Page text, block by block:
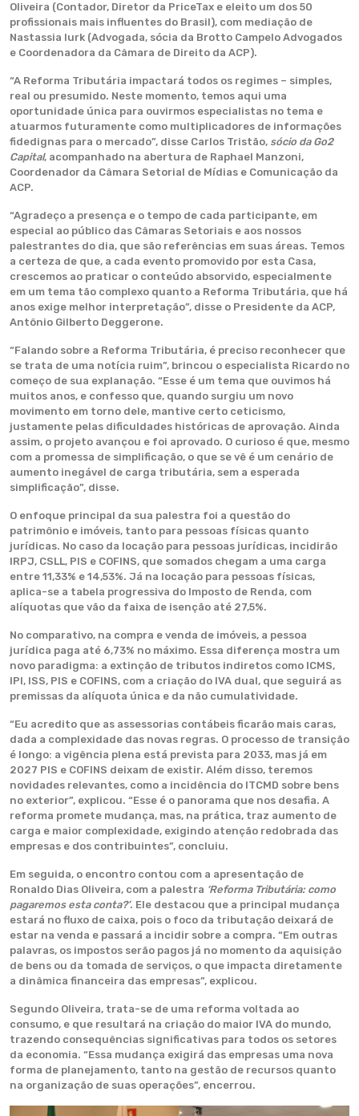
Oliveira (Contador, Diretor da PriceTax e eleito um dos 50
profissionais mais influentes do Brasil), com mediação de
Nastassia Iurk (Advogada, sócia da Brotto Campelo Advogados
e Coordenadora da Câmara de Direito da ACP).
“A Reforma Tributária impactará todos os regimes – simples,
real ou presumido. Neste momento, temos aqui uma
oportunidade única para ouvirmos especialistas no tema e
atuarmos futuramente como multiplicadores de informações
fidedignas para o mercado”, disse Carlos Tristão, sócio da Go2
Capital, acompanhado na abertura de Raphael Manzoni,
Coordenador da Câmara Setorial de Mídias e Comunicação da
ACP.
“Agradeço a presença e o tempo de cada participante, em
especial ao público das Câmaras Setoriais e aos nossos
palestrantes do dia, que são referências em suas áreas. Temos
a certeza de que, a cada evento promovido por esta Casa,
crescemos ao praticar o conteúdo absorvido, especialmente
em um tema tão complexo quanto a Reforma Tributária, que há
anos exige melhor interpretação”, disse o Presidente da ACP,
Antônio Gilberto Deggerone.
“Falando sobre a Reforma Tributária, é preciso reconhecer que
se trata de uma notícia ruim”, brincou o especialista Ricardo no
começo de sua explanação. “Esse é um tema que ouvimos há
muitos anos, e confesso que, quando surgiu um novo
movimento em torno dele, mantive certo ceticismo,
justamente pelas dificuldades históricas de aprovação. Ainda
assim, o projeto avançou e foi aprovado. O curioso é que, mesmo
com a promessa de simplificação, o que se vê é um cenário de
aumento inegável de carga tributária, sem a esperada
simplificação”, disse.
O enfoque principal da sua palestra foi a questão do
patrimônio e imóveis, tanto para pessoas físicas quanto
jurídicas. No caso da locação para pessoas jurídicas, incidirão
IRPJ, CSLL, PIS e COFINS, que somados chegam a uma carga
entre 11,33% e 14,53%. Já na locação para pessoas físicas,
aplica-se a tabela progressiva do Imposto de Renda, com
alíquotas que vão da faixa de isenção até 27,5%.
No comparativo, na compra e venda de imóveis, a pessoa
jurídica paga até 6,73% no máximo. Essa diferença mostra um
novo paradigma: a extinção de tributos indiretos como ICMS,
IPI, ISS, PIS e COFINS, com a criação do IVA dual, que seguirá as
premissas da alíquota única e da não cumulatividade.
“Eu acredito que as assessorias contábeis ficarão mais caras,
dada a complexidade das novas regras. O processo de transição
é longo: a vigência plena está prevista para 2033, mas já em
2027 PIS e COFINS deixam de existir. Além disso, teremos
novidades relevantes, como a incidência do ITCMD sobre bens
no exterior”, explicou. “Esse é o panorama que nos desafia. A
reforma promete mudança, mas, na prática, traz aumento de
carga e maior complexidade, exigindo atenção redobrada das
empresas e dos contribuintes”, concluiu.
Em seguida, o encontro contou com a apresentação de
Ronaldo Dias Oliveira, com a palestra ‘Reforma Tributária: como
pagaremos esta conta?’. Ele destacou que a principal mudança
estará no fluxo de caixa, pois o foco da tributação deixará de
estar na venda e passará a incidir sobre a compra. “Em outras
palavras, os impostos serão pagos já no momento da aquisição
de bens ou da tomada de serviços, o que impacta diretamente
a dinâmica financeira das empresas”, explicou.
Segundo Oliveira, trata-se de uma reforma voltada ao
consumo, e que resultará na criação do maior IVA do mundo,
trazendo consequências significativas para todos os setores
da economia. “Essa mudança exigirá das empresas uma nova
forma de planejamento, tanto na gestão de recursos quanto
na organização de suas operações”, encerrou.